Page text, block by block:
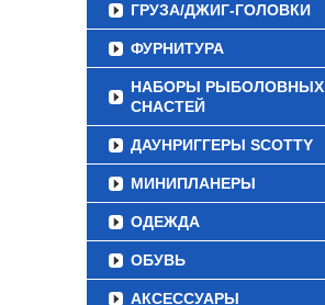
ГРУЗА/ДЖИГ-ГОЛОВКИ
ФУРНИТУРА
НАБОРЫ РЫБОЛОВНЫХ
СНАСТЕЙ
ДАУНРИГГЕРЫ SCOTTY
МИНИПЛАНЕРЫ
ОДЕЖДА
ОБУВЬ
АКСЕССУАРЫ